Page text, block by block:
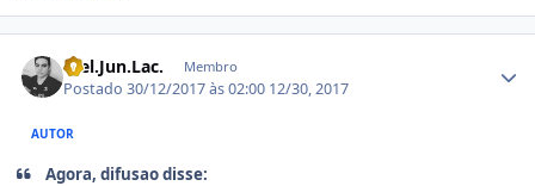
Wel.Jun.Lac. Membro
Postado30/12/2017 às 02:00 12/30, 2017
AUTOR
Agora, difusao disse: